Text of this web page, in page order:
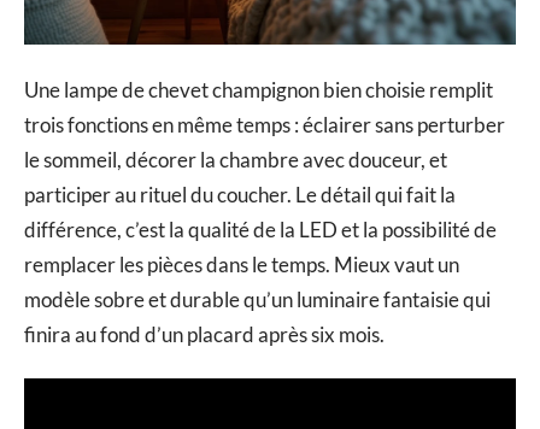
Une lampe de chevet champignon bien choisie remplit
trois fonctions en même temps : éclairer sans perturber
le sommeil, décorer la chambre avec douceur, et
participer au rituel du coucher. Le détail qui fait la
différence, c’est la qualité de la LED et la possibilité de
remplacer les pièces dans le temps. Mieux vaut un
modèle sobre et durable qu’un luminaire fantaisie qui
finira au fond d’un placard après six mois.